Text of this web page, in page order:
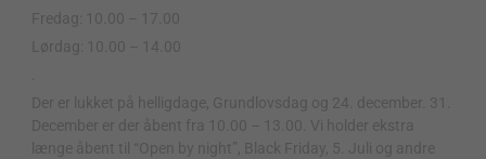
Fredag: 10.00 – 17.00
Lørdag: 10.00 – 14.00
Der er lukket på helligdage, Grundlovsdag og 24. december. 31.
December er der åbent fra 10.00 – 13.00. Vi holder ekstra
længe åbent til “Open by night”, Black Friday, 5. Juli og andre